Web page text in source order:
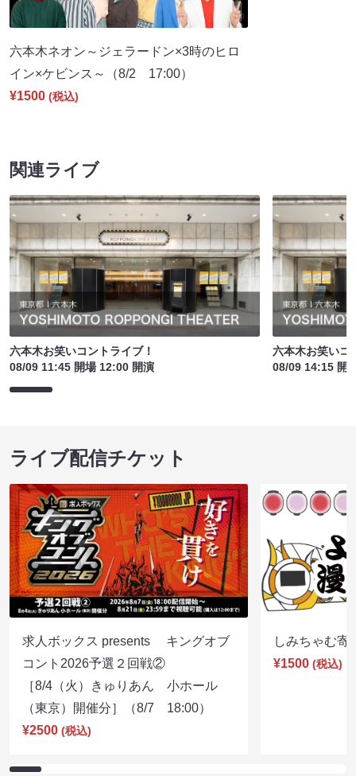
六本木ネオン～ジェラードン×3時のヒロ
イン×ケビンス～（8/2 17:00）
¥1500 (税込)
関連ライブ
六本木お笑いコントライブ！
08/09 11:45 開場 12:00 開演
六本木お笑いコ
08/09 14:15 開
ライブ配信チケット
求人ボックス presents キングオブ
コント2026予選２回戦②
［8/4（火）きゅりあん 小ホール
（東京）開催分］（8/7 18:00）
¥2500 (税込)
しみちゃむ
¥1500 (税込)